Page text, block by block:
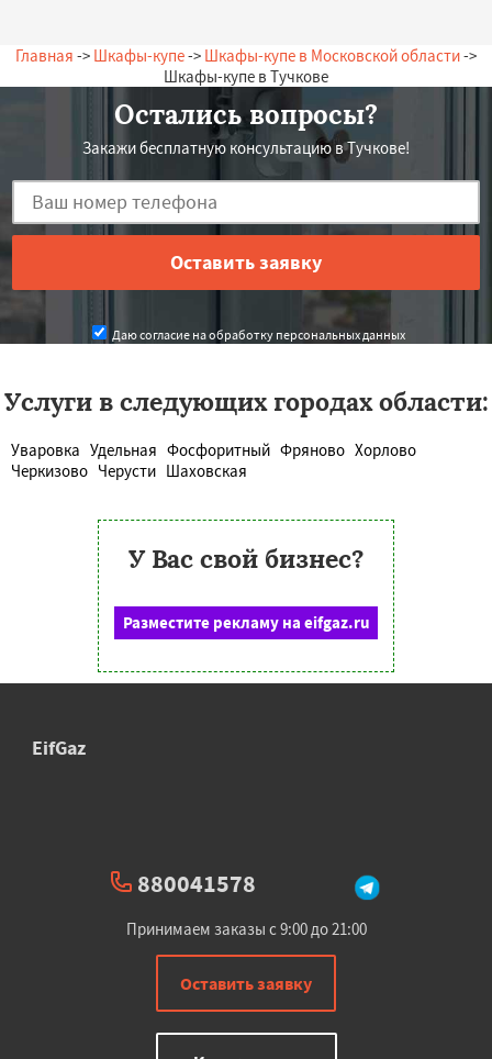
Главная -> Шкафы-купе-> Шкафы-купе в Московской области->
Шкафы-купе в Тучкове
Остались вопросы?
Закажи бесплатную консультацию в Тучкове!
Даю согласие на обработку персональных данных
Услуги в следующих городах области:
Уваровка Удельная Фосфоритный Фряново Хорлово
Черкизово Черусти Шаховская
У Вас свой бизнес?
Разместите рекламу на eifgaz.ru
EifGaz
880041578
Принимаем заказы с 9:00 до 21:00
Оставить заявку